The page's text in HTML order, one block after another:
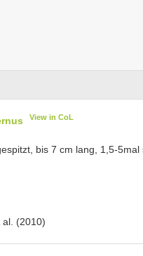
View in CoL
bis 7 cm lang, 1,5-5mal
al. (2010)